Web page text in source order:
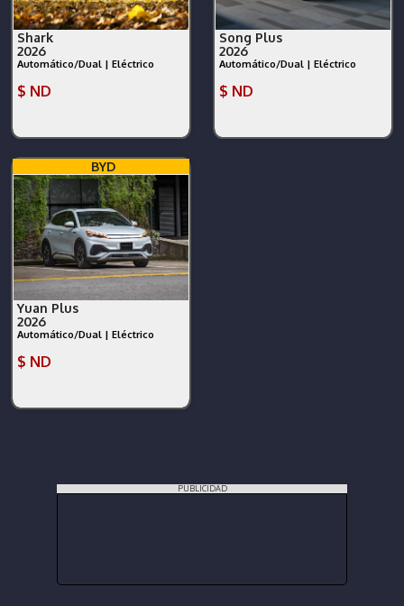
Shark
2026
Automático/Dual | Eléctrico
$ ND
Song Plus
2026
Automático/Dual | Eléctrico
$ ND
BYD
Yuan Plus
2026
Automático/Dual | Eléctrico
$ ND
PUBLICIDAD